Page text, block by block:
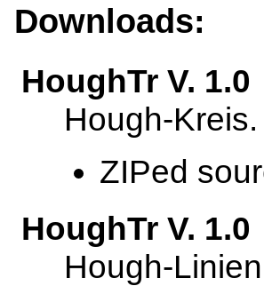
Downloads:
HoughTr V. 1.0
Hough-Kreis.
ZIPed
HoughTr V. 1.0
Hough-